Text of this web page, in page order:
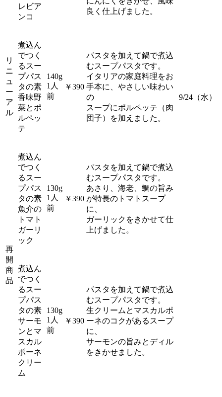
9/24（水）
レビア
ンコ
良く仕上げました。
リ
ニ
ュ
ー
ア
ル
煮込ん
でつく
るスー
プパス
タの素
香味野
菜とポ
ルペッ
テ
140g
1人
前
￥390
パスタを加えて鍋で煮込
むスープパスタです。
イタリアの家庭料理をお
手本に、やさしい味わい
の
スープにポルペッテ（肉
団子）を加えました。
再
開
商
品
煮込ん
でつく
るスー
プパス
タの素
魚介の
トマト
ガーリ
ック
130g
1人
前
￥390
パスタを加えて鍋で煮込
むスープパスタです。
あさり、海老、鯛の旨み
が特長のトマトスープ
に、
ガーリックをきかせて仕
上げました。
煮込ん
でつく
るスー
プパス
タの素
サーモ
ンとマ
スカル
ポーネ
クリー
ム
130g
1人
前
￥390
パスタを加えて鍋で煮込
むスープパスタです。
生クリームとマスカルポ
ーネのコクがあるスープ
に、
サーモンの旨みとディル
をきかせました。